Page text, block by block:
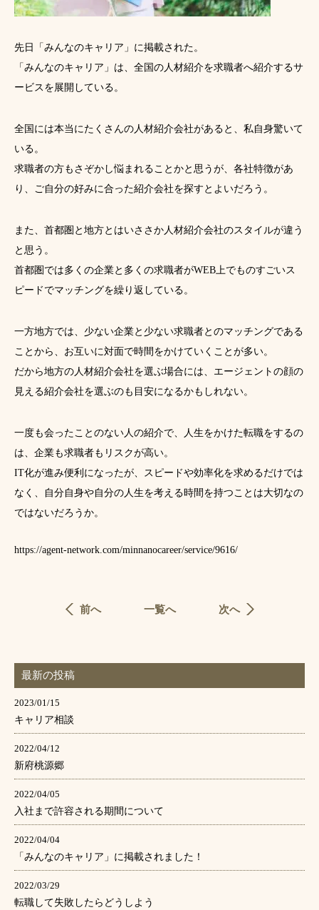
先日「みんなのキャリア」に掲載された。
「みんなのキャリア」は、全国の人材紹介を求職者へ紹介するサ
ービスを展開している。
全国には本当にたくさんの人材紹介会社があると、私自身驚いて
いる。
求職者の方もさぞかし悩まれることかと思うが、各社特徴があ
り、ご自分の好みに合った紹介会社を探すとよいだろう。
また、首都圏と地方とはいささか人材紹介会社のスタイルが違う
と思う。
首都圏では多くの企業と多くの求職者がWEB上でものすごいス
ピードでマッチングを繰り返している。
一方地方では、少ない企業と少ない求職者とのマッチングである
ことから、お互いに対面で時間をかけていくことが多い。
だから地方の人材紹介会社を選ぶ場合には、エージェントの顔の
見える紹介会社を選ぶのも目安になるかもしれない。
一度も会ったことのない人の紹介で、人生をかけた転職をするの
は、企業も求職者もリスクが高い。
IT化が進み便利になったが、スピードや効率化を求めるだけでは
なく、自分自身や自分の人生を考える時間を持つことは大切なの
ではないだろうか。
https://agent-network.com/minnanocareer/service/9616/
前へ 一覧へ 次へ
最新の投稿
2023/01/15
キャリア相談
2022/04/12
新府桃源郷
2022/04/05
入社まで許容される期間について
2022/04/04
「みんなのキャリア」に掲載されました！
2022/03/29
転職して失敗したらどうしよう